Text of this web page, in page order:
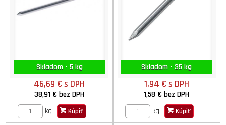
Skladom - 5 kg
46,69 €s DPH
38,91 €bez DPH
kg
Kúpiť
Skladom - 35 kg
1,94 € s DPH
1,58 €bez DPH
kg
Kúpiť